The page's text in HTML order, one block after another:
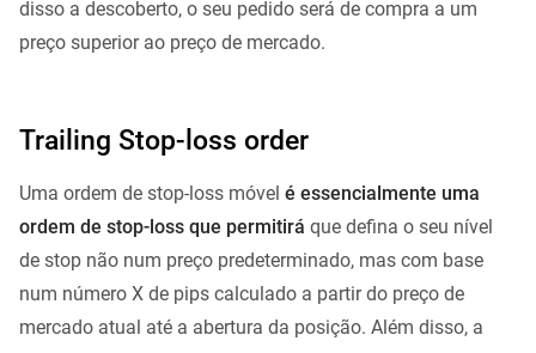
disso a descoberto, o seu pedido será de compra a um
preço superior ao preço de mercado.
Trailing Stop-loss order
Uma ordem de stop-loss móvel é essencialmente uma
ordem de stop-loss que permitirá que defina o seu nível
de stop não num preço predeterminado, mas com base
num número X de pips calculado a partir do preço de
mercado atual até a abertura da posição. Além disso, a